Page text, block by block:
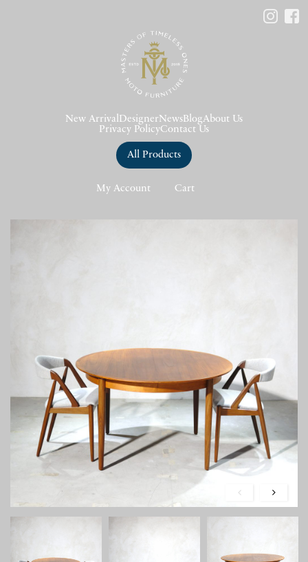
New Arrival DesignerNews BlogAbout Us
Privacy PolicyContact Us
All Products
My Account Cart